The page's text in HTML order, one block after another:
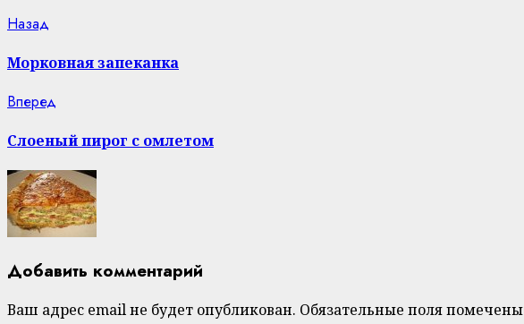
Continue
Reading
Назад
Морковная запеканка
Вперед
Слоеный пирог с омлетом
Добавить комментарий
Ваш адрес email не будет опубликован. Обязательные поля помечены